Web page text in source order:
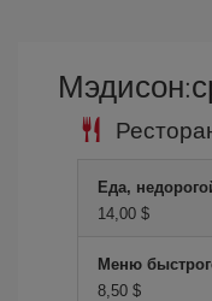
Еда,
14,00 $
Меню
8,50 $